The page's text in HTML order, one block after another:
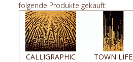
folgende Produkte gekauft:
CALLIGRAPHIC
TOWN LIFE